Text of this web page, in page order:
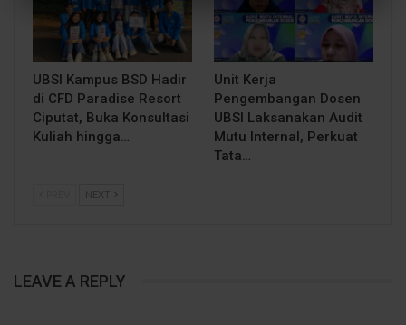
UBSI Kampus BSD Hadir
di CFD Paradise Resort
Ciputat, Buka Konsultasi
Kuliah hingga…
Unit Kerja
Pengembangan Dosen
UBSI Laksanakan Audit
Mutu Internal, Perkuat
Tata…
NEXT
LEAVE A REPLY